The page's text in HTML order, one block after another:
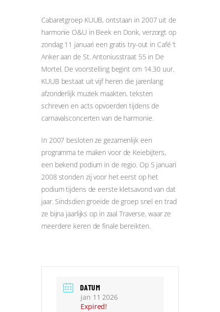
Cabaretgroep KUUB, ontstaan in 2007 uit de
harmonie O&U in Beek en Donk, verzorgt op
zondag 11 januari een gratis try-out in Café ’t
Anker aan de St. Antoniusstraat 55 in De
Mortel. De voorstelling begint om 14.30 uur.
KUUB bestaat uit vijf heren die jarenlang
afzonderlijk muziek maakten, teksten
schreven en acts opvoerden tijdens de
carnavalsconcerten van de harmonie.
In 2007 besloten ze gezamenlijk een
programma te maken voor de Keiebijters,
een bekend podium in de regio. Op 5 januari
2008 stonden zij voor het eerst op het
podium tijdens de eerste kletsavond van dat
jaar. Sindsdien groeide de groep snel en trad
ze bijna jaarlijks op in zaal Traverse, waar ze
meerdere keren de finale bereikten.
DATUM
jan 11 2026
Expired!